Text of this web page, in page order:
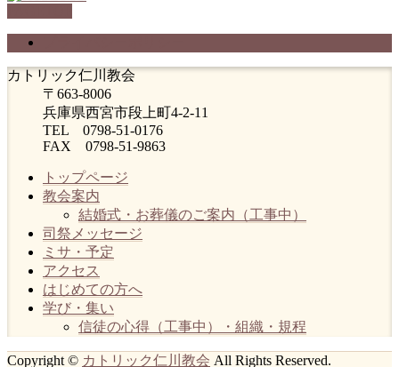
カトリック仁川教会
〒663-8006
兵庫県西宮市段上町4-2-11
TEL 0798-51-0176
FAX 0798-51-9863
トップページ
教会案内
結婚式・お葬儀のご案内（工事中）
司祭メッセージ
ミサ・予定
アクセス
はじめての方へ
学び・集い
信徒の心得（工事中）・組織・規程
Copyright © カトリック仁川教会 All Rights Reserved.